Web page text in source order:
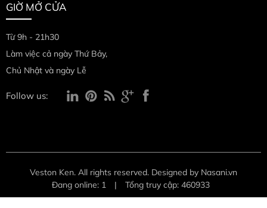
GIỜ MỞ CỬA
Từ 9h - 21h30
Làm việc cả ngày Thứ Bảy,
Chủ Nhật và ngày Lễ
Follow us:
Veston Ken. All rights reserved. Designed by Nasani.vn
Đang online: 1
| Tổng truy cập: 460933